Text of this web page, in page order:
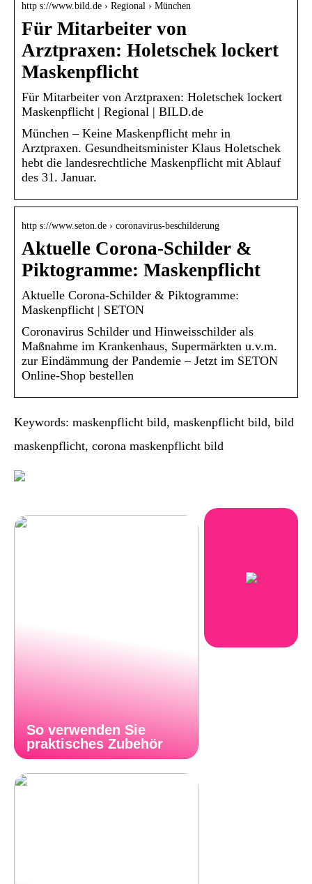
http s://www.bild.de › Regional › München
Für Mitarbeiter von
Arztpraxen: Holetschek lockert
Maskenpflicht
Für Mitarbeiter von Arztpraxen: Holetschek lockert
Maskenpflicht | Regional | BILD.de
München – Keine Maskenpflicht mehr in
Arztpraxen. Gesundheitsminister Klaus Holetschek
hebt die landesrechtliche Maskenpflicht mit Ablauf
des 31. Januar.
http s://www.seton.de › coronavirus-beschilderung
Aktuelle Corona-Schilder &
Piktogramme: Maskenpflicht
Aktuelle Corona-Schilder & Piktogramme:
Maskenpflicht | SETON
Coronavirus Schilder und Hinweisschilder als
Maßnahme im Krankenhaus, Supermärkten u.v.m.
zur Eindämmung der Pandemie – Jetzt im SETON
Online-Shop bestellen
Keywords: maskenpflicht bild, maskenpflicht bild, bild
maskenpflicht, corona maskenpflicht bild
So verwenden Sie
praktisches Zubehör